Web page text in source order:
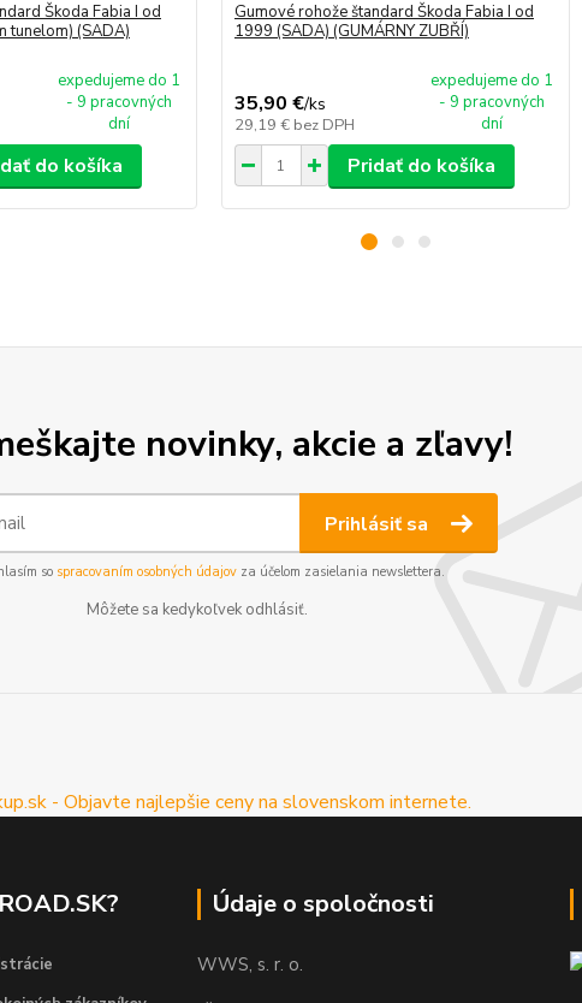
Škoda Fabia I od
tunelom) (SADA)
expedujeme do 1
- 9 pracovných
dní
do košíka
Gumové rohože štandard Škoda Fabia I od
1999 (SADA) (GUMÁRNY ZUBŘÍ)
35,90 €/ks
29,19 € bez DPH
expedujeme do 1
- 9 pracovných
dní
Pridať do košíka
novinky, akcie a zľavy!
Prihlásiť sa
so spracovaním osobných údajovza účelom zasielania newslettera.
Môžete sa kedykoľvek odhlásiť.
Údaje o spoločnosti
WWS, s. r. o.